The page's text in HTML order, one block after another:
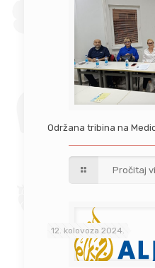
Održana tribina na
Pročitaj
12. kolovoza 2024.